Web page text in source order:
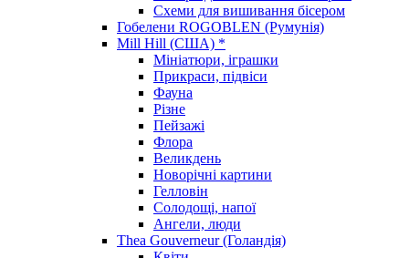
Схеми для вишивання бісером
Гобелени ROGOBLEN (Румунія)
Mill Hill (США) *
Мініатюри, іграшки
Прикраси, підвіси
Фауна
Різне
Пейзажі
Флора
Великдень
Новорічні картини
Гелловін
Солодощі, напої
Ангели, люди
Thea Gouverneur (Голандія)